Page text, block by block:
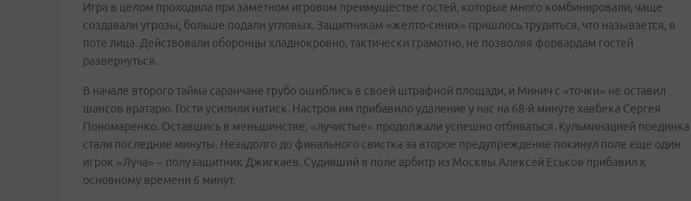
Игра в целом проходила при заметном игровом преимуществе гостей, которые много комбинировали, чаще
создавали угрозы, больше подали угловых. Защитникам «желто-синих» пришлось трудиться, что называется, в
поте лица. Действовали оборонцы хладнокровно, тактически грамотно, не позволяя форвардам гостей
развернуться.
В начале второго тайма саранчане грубо ошиблись в своей штрафной площади, и Минич с «точки» не оставил
шансов вратарю. Гости усилили натиск. Настроя им прибавило удаление у нас на 68-й минуте хавбека Сергея
Пономаренко. Оставшись в меньшинстве, «лучистые» продолжали успешно отбиваться. Кульминацией поединка
стали последние минуты. Незадолго до финального свистка за второе предупреждение покинул поле еще один
игрок «Луча» – полузащитник Джигкаев. Судивший в поле арбитр из Москвы Алексей Еськов прибавил к
основному времени 6 минут.